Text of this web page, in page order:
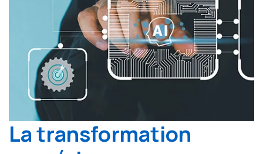
La transformation